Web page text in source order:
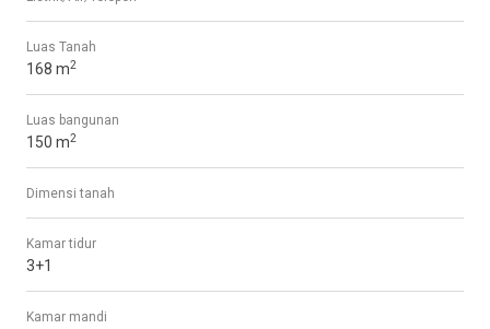
Luas Tanah
168 m2
Luas bangunan
150 m2
Dimensi tanah
Kamar tidur
3+1
Kamar mandi